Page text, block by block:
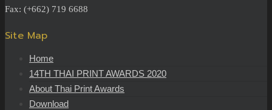
Fax: (+662) 719 6688
Site Map
Home
14TH THAI PRINT AWARDS 2020
About Thai Print Awards
Download